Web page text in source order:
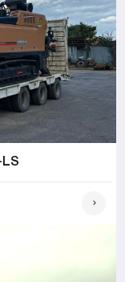
LS